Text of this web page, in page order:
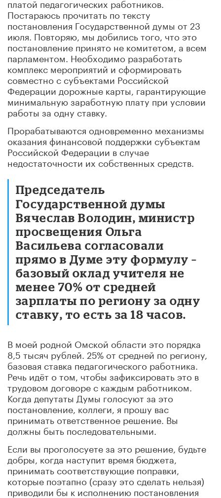
Постараюсь прочитать по тексту
постановления Государственной думы от 23
июля. Повторяю, мы добились того, что это
постановление принято не комитетом, а всем
парламентом. Необходимо разработать
комплекс мероприятий и сформировать
совместно с субъектами Российской
Федерации дорожные карты, гарантирующие
минимальную заработную плату при условии
работы за одну ставку.
Прорабатываются одновременно механизмы
оказания финансовой поддержки субъектам
Российской Федерации в случае
недостаточности их собственных средств.
Председатель
Государственной думы
Вячеслав Володин, министр
просвещения Ольга
Васильева согласовали
прямо в Думе эту формулу –
базовый оклад учителя не
менее 70% от средней
зарплаты по региону за одну
ставку, то есть за 18 часов.
В моей родной Омской области это порядка
8,5 тысяч рублей. 25% от средней по региону,
базовая ставка педагогического работника.
Речь идёт о том, чтобы зафиксировать это в
трудовом договоре с каждым работником.
Когда депутаты Думы голосуют за это
постановление, коллеги, я прошу вас
принимать ответственное решение. Вы
должны быть последовательными.
Если вы проголосуете за это решение, будьте
добры, когда наступит время бюджета,
принимать соответствующие поправки,
которые поэтапно (сразу это сделать нельзя)
приводили бы к исполнению постановления